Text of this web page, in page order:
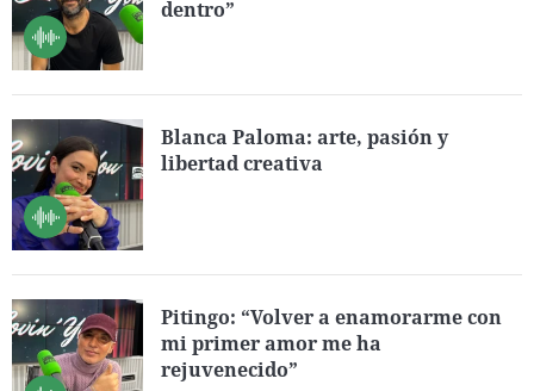
dentro”
Blanca Paloma: arte, pasión y
libertad creativa
Pitingo: “Volver a enamorarme con
mi primer amor me ha
rejuvenecido”